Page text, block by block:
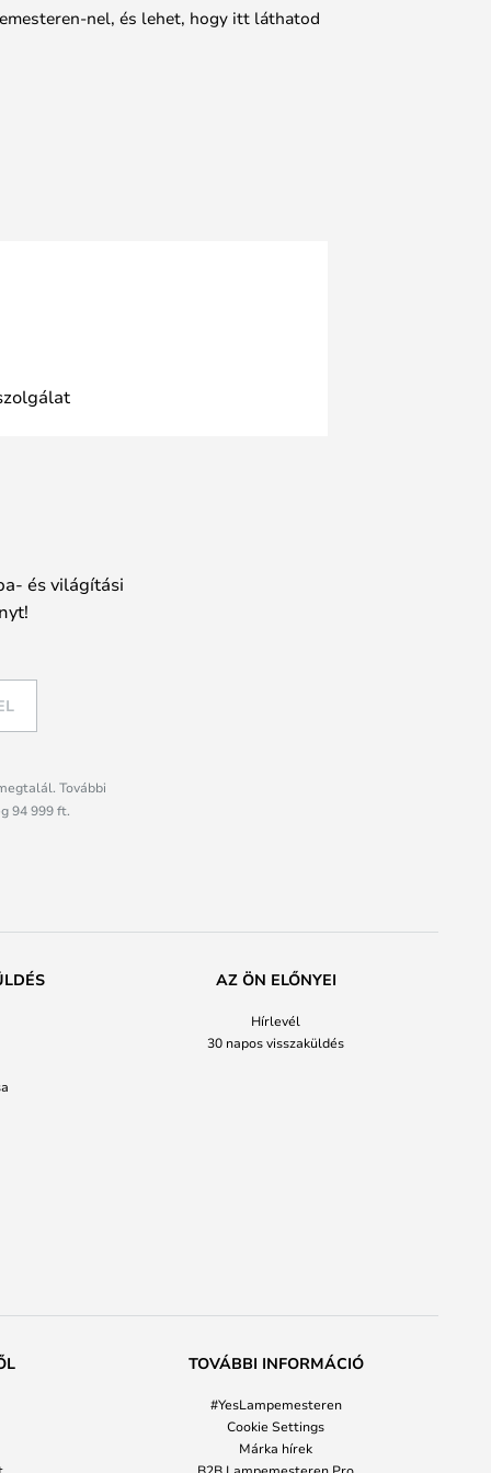
nel, és lehet, hogy itt láthatod
és világítási
További
94 999 ft.
AZ ÖN ELŐNYEI
Hírlevél
30 napos visszaküldés
TOVÁBBI INFORMÁCIÓ
#YesLampemesteren
Cookie Settings
Márka hírek